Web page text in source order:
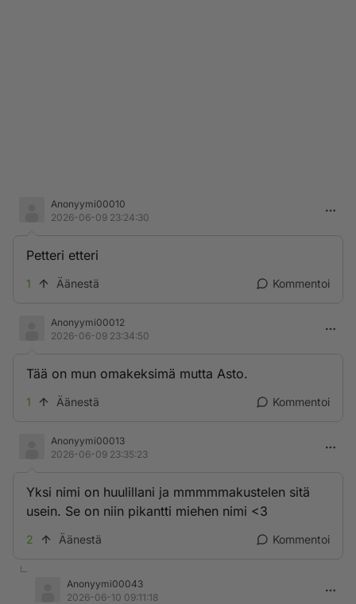
Anonyymi00010
2026-06-09 23:24:30
Petteri etteri
1 Äänestä Kommentoi
Anonyymi00012
2026-06-09 23:34:50
Tää on mun omakeksimä mutta Asto.
1 Äänestä Kommentoi
Anonyymi00013
2026-06-09 23:35:23
Yksi nimi on huulillani ja mmmmmakustelen sitä
usein. Se on niin pikantti miehen nimi <3
2 Äänestä Kommentoi
Anonyymi00043
2026-06-10 09:11:18